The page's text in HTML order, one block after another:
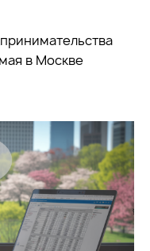
в Москве